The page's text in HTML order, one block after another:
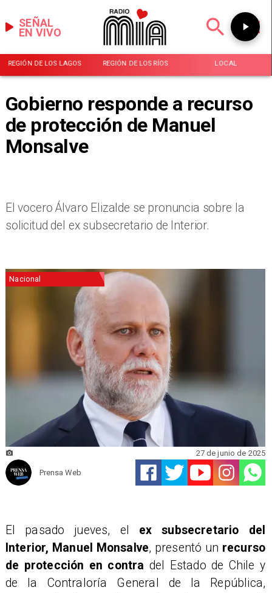
EN VIVO
SEÑAL
REGIÓN DE LOS LAGOS REGIÓN DE LOS RÍOS LOCAL
Gobierno responde a recurso
de protección de Manuel
Monsalve
El vocero Álvaro Elizalde se pronuncia sobre la
solicitud del ex subsecretario de Interior.
Nacional
Prensa Web
27 de junio de 2025
El pasado jueves, el ex subsecretario del
Interior, Manuel Monsalve, presentó un recurso
de protección en contra del Estado de Chile y
de la Contraloría General de la República,